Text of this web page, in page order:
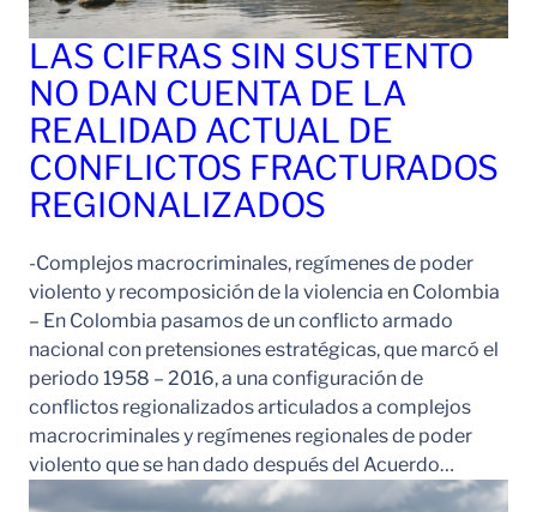
LAS CIFRAS SIN SUSTENTO
NO DAN CUENTA DE LA
REALIDAD ACTUAL DE
CONFLICTOS FRACTURADOS
REGIONALIZADOS
-Complejos macrocriminales, regímenes de poder
violento y recomposición de la violencia en Colombia
– En Colombia pasamos de un conflicto armado
nacional con pretensiones estratégicas, que marcó el
periodo 1958 – 2016, a una configuración de
conflictos regionalizados articulados a complejos
macrocriminales y regímenes regionales de poder
violento que se han dado después del Acuerdo…